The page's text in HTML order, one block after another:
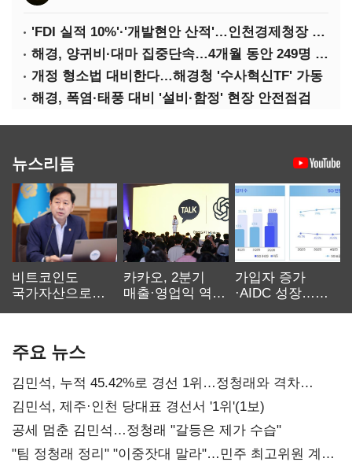
'FDI 실적 10%'·'개발현안 산적'…인천경제청장 구원투수 찾기
해경, 양귀비·대마 집중단속…4개월 동안 249명 검거
개정 형소법 대비한다…해경청 '수사혁신TF' 가동
해경, 폭염·태풍 대비 '설비·함정' 현장 안전점검
뉴스리듬
비트코인도
국가자산으로…'
카카오, 2분기
매출·영업익 역대
가입자 증가
·AIDC 성장…
주요 뉴스
김민석, 누적 45.42%로 경선 1위…정청래와 격차
0.86%p(2보)
김민석, 제주·인천 당대표 경선서 '1위'(1보)
공세 멈춘 김민석…정청래 "갈등은 제가 수습"
"팀 정청래 정리" "이중잣대 말라"…민주 최고위원 계파